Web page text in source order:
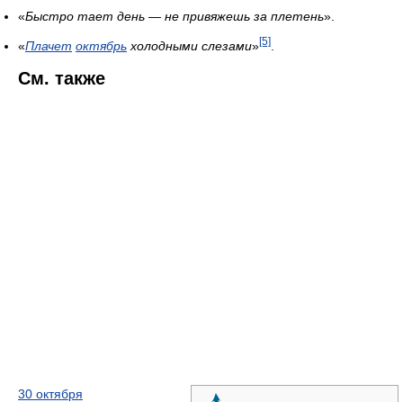
«Быстро тает день — не привяжешь за плетень».
«Плачет октябрь холодными слезами»[5]
См. также
30 октября